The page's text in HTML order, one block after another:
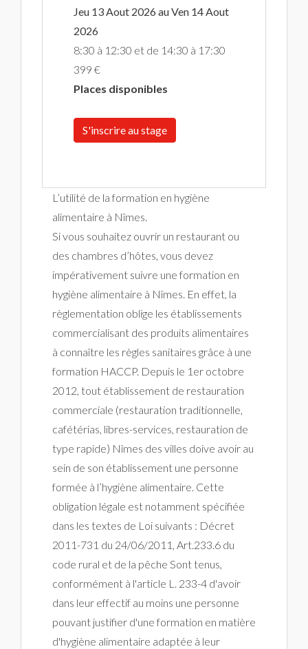
Jeu 13 Aout 2026 au Ven 14 Aout
2026
8:30 à 12:30 et de 14:30 à 17:30
399 €
Places disponibles
S'inscrire au stage
L’utilité de la formation en hygiène
alimentaire à Nîmes.
Si vous souhaitez ouvrir un restaurant ou
des chambres d’hôtes, vous devez
impérativement suivre une formation en
hygiène alimentaire à Nîmes. En effet, la
règlementation oblige les établissements
commercialisant des produits alimentaires
à connaître les règles sanitaires grâce à une
formation HACCP. Depuis le 1er octobre
2012, tout établissement de restauration
commerciale (restauration traditionnelle,
cafétérias, libres-services, restauration de
type rapide) Nîmes des villes doive avoir au
sein de son établissement une personne
formée à l’hygiène alimentaire. Cette
obligation légale est notamment spécifiée
dans les textes de Loi suivants : Décret
2011-731 du 24/06/2011, Art.233.6 du
code rural et de la pêche Sont tenus,
conformément à l'article L. 233-4 d'avoir
dans leur effectif au moins une personne
pouvant justifier d'une formation en matière
d'hygiène alimentaire adaptée à leur